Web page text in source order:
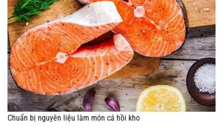
Chuẩn bị nguyên liệu làm món cá hồi kho